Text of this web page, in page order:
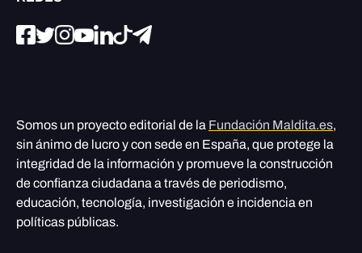
Somos un proyecto editorial de la Fundación Maldita.es,
sin ánimo de lucro y con sede en España, que protege la
integridad de la información y promueve la construcción
de confianza ciudadana a través de periodismo,
educación, tecnología, investigación e incidencia en
políticas públicas.